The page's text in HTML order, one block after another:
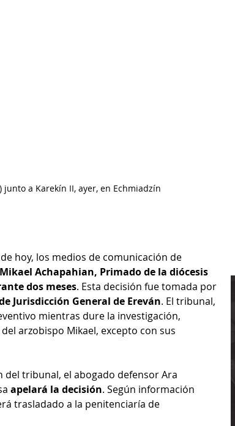
a Karekín II, ayer, en Echmiadzín
hoy, los medios de comunicación de
Achapahian, Primado de la diócesis
dos meses. Esta decisión fue tomada por
Jurisdicción General de Ereván. El tribunal,
mientras dure la investigación,
arzobispo Mikael, excepto con sus
del tribunal, el abogado defensor Ara
apelará la decisión. Según información
trasladado a la penitenciaría de